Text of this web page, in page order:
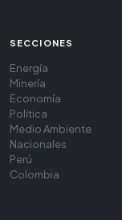
SECCIONES
Energía
Minería
Economía
Política
Medio Ambiente
Nacionales
Perú
Colombia